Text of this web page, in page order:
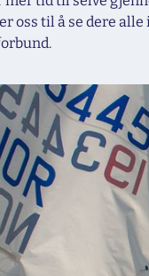
oss til å se dere